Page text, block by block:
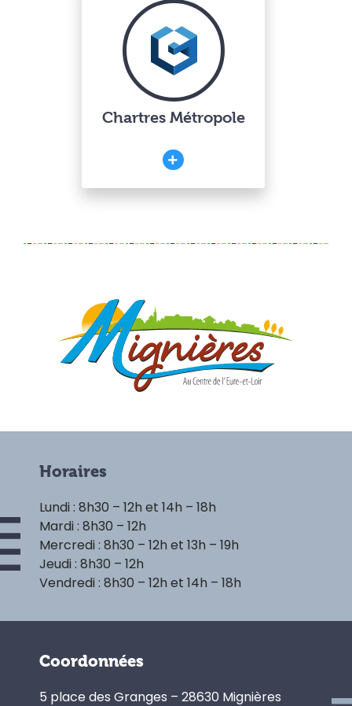
Chartres Métropole
Horaires
Lundi : 8h30 – 12h et 14h – 18h
Mardi : 8h30 – 12h
Mercredi : 8h30 – 12h et 13h – 19h
Jeudi : 8h30 – 12h
Vendredi : 8h30 – 12h et 14h – 18h
Coordonnées
5 place des Granges – 28630 Mignières